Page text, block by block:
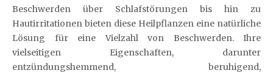
Beschwerden über Schlafstörungen bis hin zu
Hautirritationen bieten diese Heilpflanzen eine natürliche
Lösung für eine Vielzahl von Beschwerden. Ihre
vielseitigen Eigenschaften, darunter
entzündungshemmend, beruhigend,